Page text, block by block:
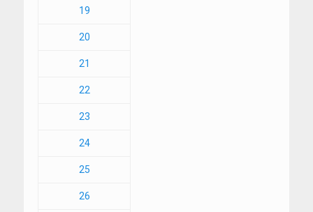
19
20
21
22
23
24
25
26